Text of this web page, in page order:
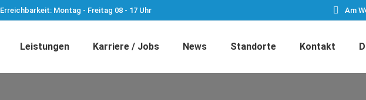
Erreichbarkeit: Montag - Freitag 08 - 17 Uhr Am
Leistungen Karriere / Jobs News Standorte Kontakt